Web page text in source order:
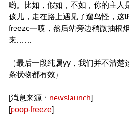
哟。比如，假如，不如，你的主人
孩儿，走在路上遇见了遛鸟怪，这
freeze一喷，然后站旁边稍微抽根
来……
（最后一段纯属yy，我们并不清
条状物都有效）
[消息来源： newslaunch]
[poop-freeze]